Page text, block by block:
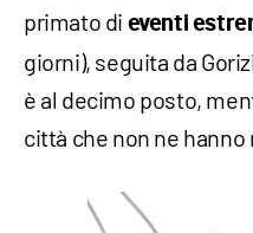
primato di eventi
giorni), seguita da
è al decimo posto,
città che non ne